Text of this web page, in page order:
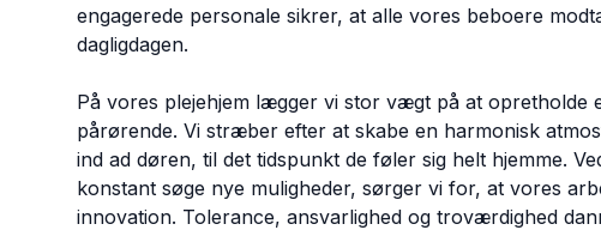
engagerede personale sikrer, at alle vores beboere
dagligdagen.
På vores plejehjem lægger vi stor vægt på at opretholde
pårørende. Vi stræber efter at skabe en harmonisk
ind ad døren, til det tidspunkt de føler sig helt hjemme.
konstant søge nye muligheder, sørger vi for, at vores
innovation. Tolerance, ansvarlighed og troværdighed